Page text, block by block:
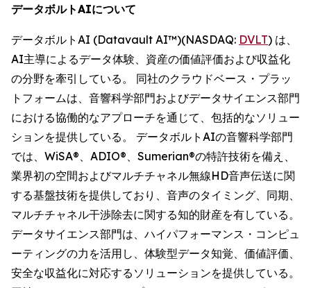
データボルトAIについて
データボルトAI (Datavault AI™)(NASDAQ: DVLT) は、
AI主導によるデータ体験、資産の価値評価および収益化
の分野を牽引している。 同社のクラウドベース・プラッ
トフォームは、音響科学部門およびデータサイエンス部門
における協働的なアプローチを通じて、包括的なソリュー
ションを提供している。 データボルトAIの音響科学部門
では、WiSA®、ADIO®、Sumerian®の特許技術を備え、
業界初の空間およびマルチチャネル無線HD音声伝送に関
する基盤技術を提供しており、音声のタイミング、同期、
マルチチャネル干渉除去に関する知的財産を有している。
データサイエンス部門は、ハイパフォーマンス・コンピュ
ーティングの力を活用し、体験型データ知覚、価値評価、
安全な収益化に対応するソリューションを提供している。